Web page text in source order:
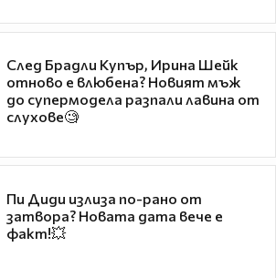
След Брадли Купър, Ирина Шейк
отново е влюбена? Новият мъж
до супермодела разпали лавина от
слухове🧐
Пи Диди излиза по-рано от
затвора? Новата дата вече е
факт!💥